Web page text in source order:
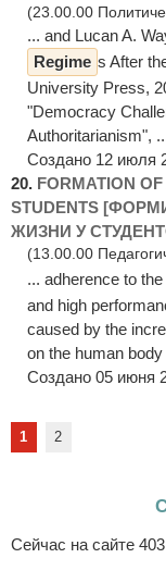
(23.00.00
... and Lucan A.
Regime s After
University Press,
"Democracy
Authoritarianism",
Создано 12 июля
20. FORMATION
STUDENTS
ЖИЗНИ У
(13.00.00
... adherence to
and high
caused by the
on the human body
Создано 05 июня
1 2
Сейчас на сайте